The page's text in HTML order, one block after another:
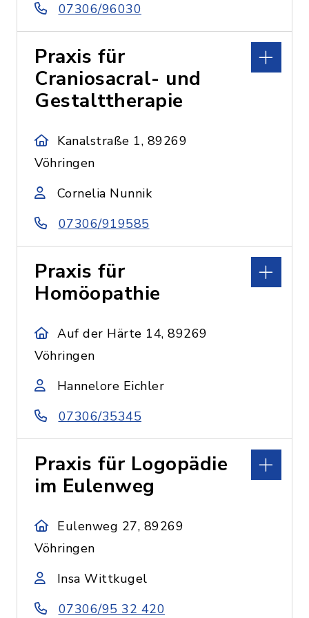
07306/96030
Praxis für
Craniosacral- und
Gestalttherapie
Kanalstraße 1, 89269
Vöhringen
Cornelia Nunnik
07306/919585
Praxis für
Homöopathie
Auf der Härte 14, 89269
Vöhringen
Hannelore Eichler
07306/35345
Praxis für Logopädie
im Eulenweg
Eulenweg 27, 89269
Vöhringen
Insa Wittkugel
07306/95 32 420